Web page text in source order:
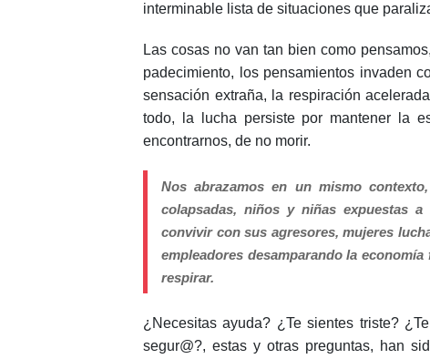
interminable lista de situaciones que
Las cosas no van tan bien como
padecimiento, los pensamientos invaden
sensación extraña, la respiración
todo, la lucha persiste por mantener la
encontrarnos, de no morir.
Nos abrazamos en un mismo
colapsadas, niños y niñas expuestas
convivir con sus agresores, mujeres
empleadores desamparando la
respirar.
¿Necesitas ayuda? ¿Te sientes triste?
segur@?, estas y otras preguntas, han